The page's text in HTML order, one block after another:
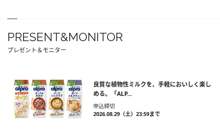
PRESENT&MONITOR
プレゼント＆モニター
良質な植物性ミルクを、手軽においしく楽し
める。「ALP...
申込締切
2026.08.29（土）23:59まで